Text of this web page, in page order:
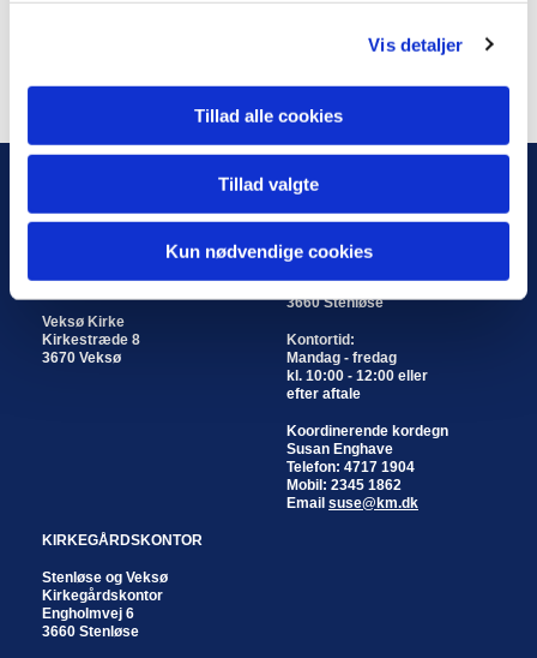
Vis detaljer
Tillad alle cookies
Tillad valgte
Kun nødvendige cookies
KIRKER
3660 Stenløse
Veksø Kirke
Kirkestræde 8
3670 Veksø
KIRKEKONTOR
Stenløse og Veksø
Kirkekontor
Engholmvej 6
3660 Stenløse
Kontortid:
Mandag - fredag
kl. 10:00 - 12:00 eller
efter aftale
Koordinerende kordegn
Susan Enghave
Telefon: 4717 1904
Mobil: 2345 1862
Email suse@km.dk
KIRKEGÅRDSKONTOR
Stenløse og Veksø
Kirkegårdskontor
Engholmvej 6
3660 Stenløse